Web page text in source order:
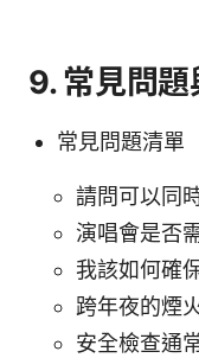
9. 常見問
常見問題清單
請問可以同
演唱會是否
我該如何確
跨年夜的煙
安全檢查通